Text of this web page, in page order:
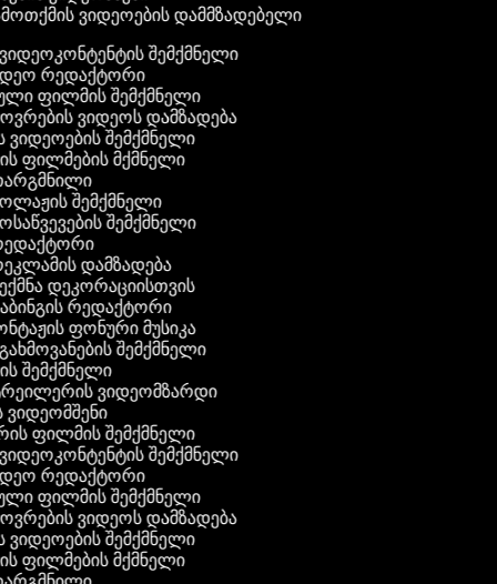
ვიდეოების დამმზადებელი
ვიდეოკონტენტის შემქმნელი
რედაქტორი
ფილმის შემქმნელი
ვიდეოს დამზადება
ვიდეოების შემქმნელი
ფილმების მქმნელი
შემქმნელი
შემქმნელი
დამზადება
დეკორაციისთვის
რედაქტორი
ფონური მუსიკა
შემქმნელი
შემქმნელი
ვიდეომზარდი
ვიდეომშენი
ფილმის შემქმნელი
ვიდეოკონტენტის შემქმნელი
რედაქტორი
ფილმის შემქმნელი
ვიდეოს დამზადება
ვიდეოების შემქმნელი
ფილმების მქმნელი